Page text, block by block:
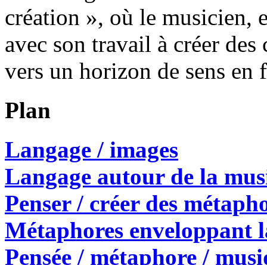
création », où le musicien,
avec son travail à créer
vers un horizon de sens
Plan
Langage / images
Langage autour de la
Penser / créer des
Métaphores enveloppant
Pensée / métaphore /